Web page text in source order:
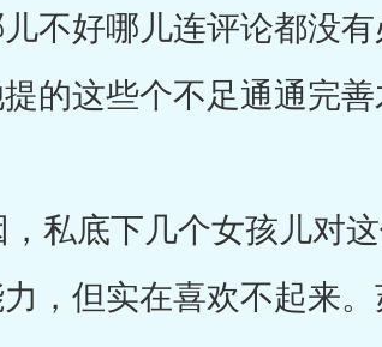
不好哪儿连评论都没
的这些个不足通通完善
私底下几个女孩儿对
，但实在喜欢不起来